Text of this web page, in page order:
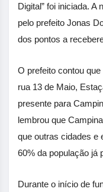
Digital” foi iniciada. A
pelo prefeito Jonas
dos pontos a
O prefeito contou
rua 13 de Maio,
presente para
lembrou que
que outras cidades e
60% da população já
Durante o início de